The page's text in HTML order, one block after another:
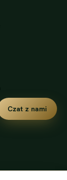
Czat z nami